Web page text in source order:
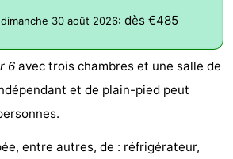
dimanche 30 août 2026: dès €485
6 avec trois chambres et une salle de
et de plain-pied peut
entre autres, de : réfrigérateur,